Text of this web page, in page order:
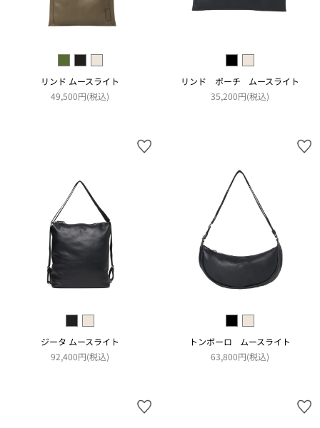
リンド ムースライト
49,500円(税込)
リンド ポーチ ムースライト
35,200円(税込)
ジータ ムースライト
92,400円(税込)
トンボーロ ムースライト
63,800円(税込)